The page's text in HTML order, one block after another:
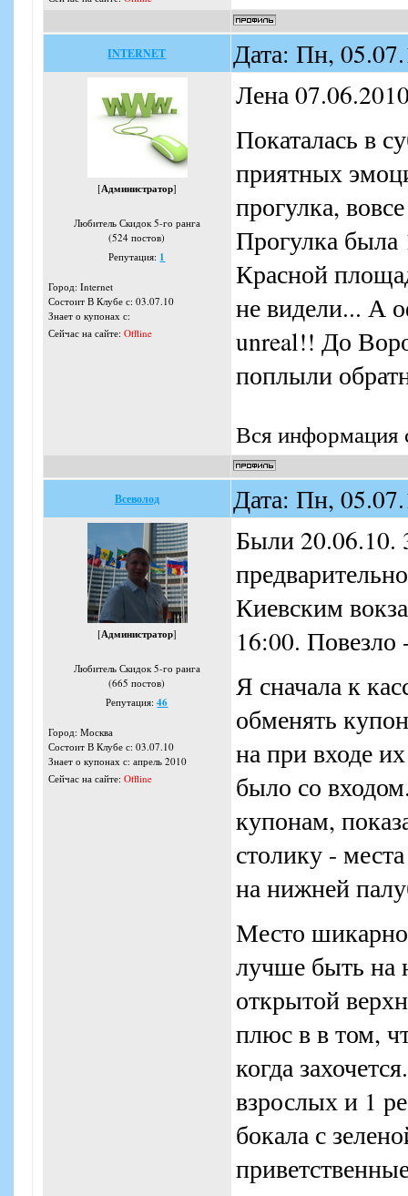
INTERNET Дата: Пн,
[Администратор]
Любитель Скидок 5-го ранга
(524 постов)
Репутация: 1
Город: Internet
Состоит В Клубе с: 03.07.10
Знает о купонах с:
Сейчас на сайте: Offline
Лена
Покаталась в
приятных
прогулка,
Прогулка
Красной
не видели... А
unreal!! До
поплыли
Вся информация
Всеволод Дата: Пн,
[Администратор]
Любитель Скидок 5-го ранга
(665 постов)
Репутация:46
Город: Москва
Состоит В Клубе с: 03.07.10
Знает о купонах с: апрель 2010
Сейчас на сайте: Offline
Были 20.06.10.
Киевским
16:00. Повезло
Я сначала к
обменять
на при входе
было со
купонам,
столику -
на нижней
Место
лучше быть на
открытой
плюс в в том,
когда
взрослых и 1
бокала с